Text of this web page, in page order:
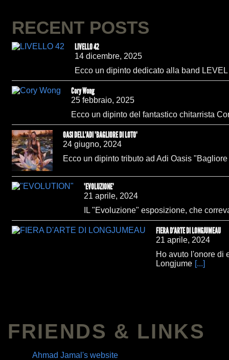
RECENT POSTS
LIVELLO 42
14 dicembre, 2025
Ecco un dipinto dedicato alla band
Cory Wong
25 febbraio, 2025
Ecco un dipinto del fantastico chitarrista
OASI DELL'ADI "BAGLIORE DI LOTO"
24 giugno, 2024
Ecco un dipinto tributo ad Adi Oasis
"EVOLUZIONE"
21 aprile, 2024
IL "Evoluzione" esposizione, che
FIERA D'ARTE DI LONGJUMEAU
21 aprile, 2024
Ho avuto l'onore di
Longjume [...]
FRIENDS & LINKS
Ahmad Jamal's website